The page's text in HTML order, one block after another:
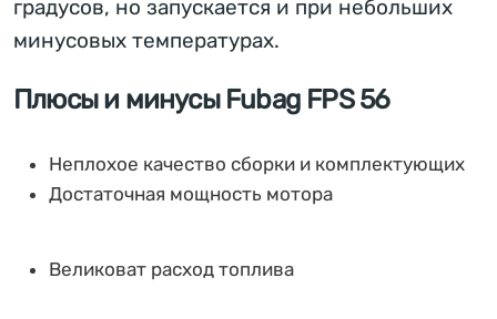
градусов, но запускается и при небольших
минусовых температурах.
Плюсы и минусы Fubag FPS 56
Неплохое качество сборки и комплектующих
Достаточная мощность мотора
Великоват расход топлива